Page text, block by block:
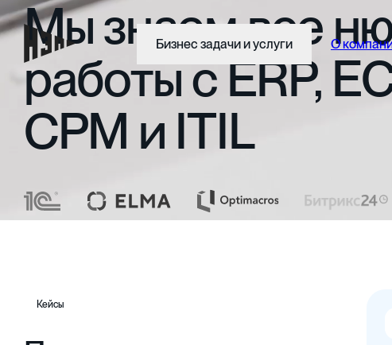
Бизнес задачи и услуги О
Мызнаемвсе
работысERP,
CPM и ITIL
Кейсы